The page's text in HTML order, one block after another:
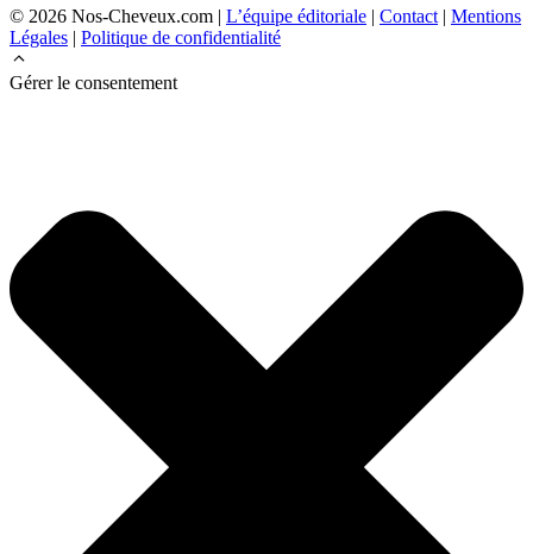
© 2026 Nos-Cheveux.com | L’équipe éditoriale | Contact | Mentions
Légales | Politique de confidentialité
Gérer le consentement